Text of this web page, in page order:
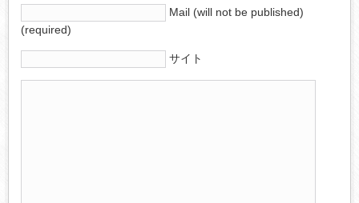
Mail (will not be published)
(required)
サイト